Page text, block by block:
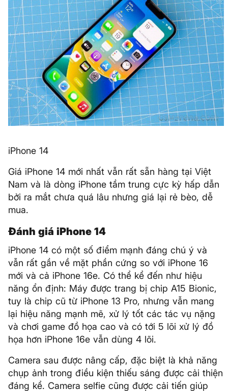
iPhone 14
Giá iPhone 14 mới nhất vẫn rất sẵn hàng tại Việt
Nam và là dòng iPhone tầm trung cực kỳ hấp dẫn
bởi ra mắt chưa quá lâu nhưng giá lại rẻ bèo, dễ
mua.
Đánh giá iPhone 14
iPhone 14 có một số điểm mạnh đáng chú ý và
vẫn rất gần về mặt phần cứng so với iPhone 16
mới và cả iPhone 16e. Có thể kể đến như hiệu
năng ổn định: Máy được trang bị chip A15 Bionic,
tuy là chip cũ từ iPhone 13 Pro, nhưng vẫn mang
lại hiệu năng mạnh mẽ, xử lý tốt các tác vụ nặng
và chơi game đồ họa cao và có tới 5 lõi xử lý đồ
họa hơn iPhone 16e vẫn dùng 4 lõi.
Camera sau được nâng cấp, đặc biệt là khả năng
chụp ảnh trong điều kiện thiếu sáng được cải thiện
đáng kể. Camera selfie cũng được cải tiến giúp